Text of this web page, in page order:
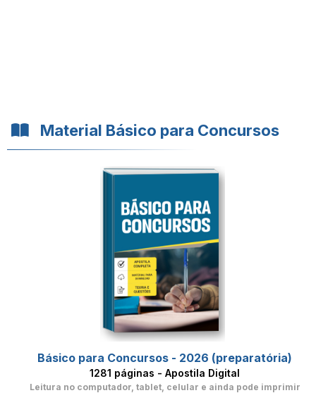
Material Básico para Concursos
Básico para Concursos - 2026 (preparatória)
1281 páginas - Apostila Digital
Leitura no computador, tablet, celular e ainda pode imprimir